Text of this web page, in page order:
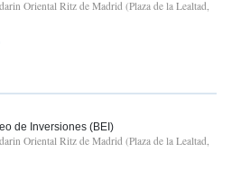
Oriental Ritz de Madrid (Plaza de la Lealtad,
de Inversiones (BEI)
Oriental Ritz de Madrid (Plaza de la Lealtad,